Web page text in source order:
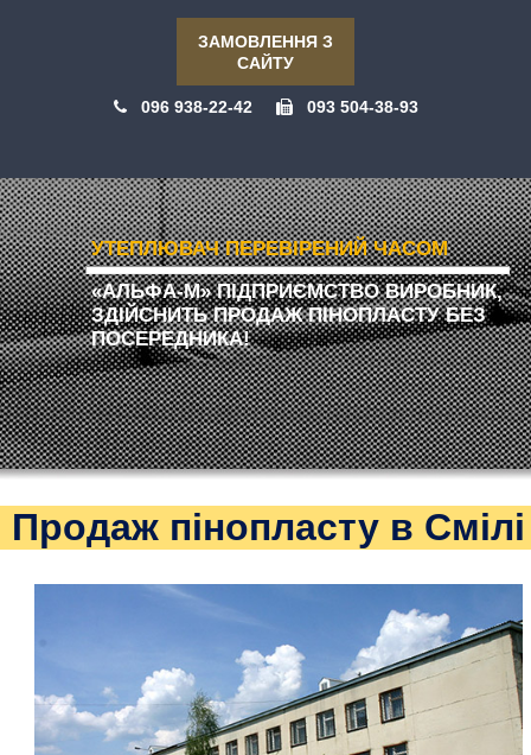
ЗАМОВЛЕННЯ З
САЙТУ
096 938-22-42 093 504-38-93
УТЕПЛЮВАЧ ПЕРЕВІРЕНИЙ ЧАСОМ
«АЛЬФА-М» ПІДПРИЄМСТВО ВИРОБНИК,
ЗДІЙСНИТЬ ПРОДАЖ ПІНОПЛАСТУ БЕЗ
ПОСЕРЕДНИКА!
Продаж пінопласту в Смілі